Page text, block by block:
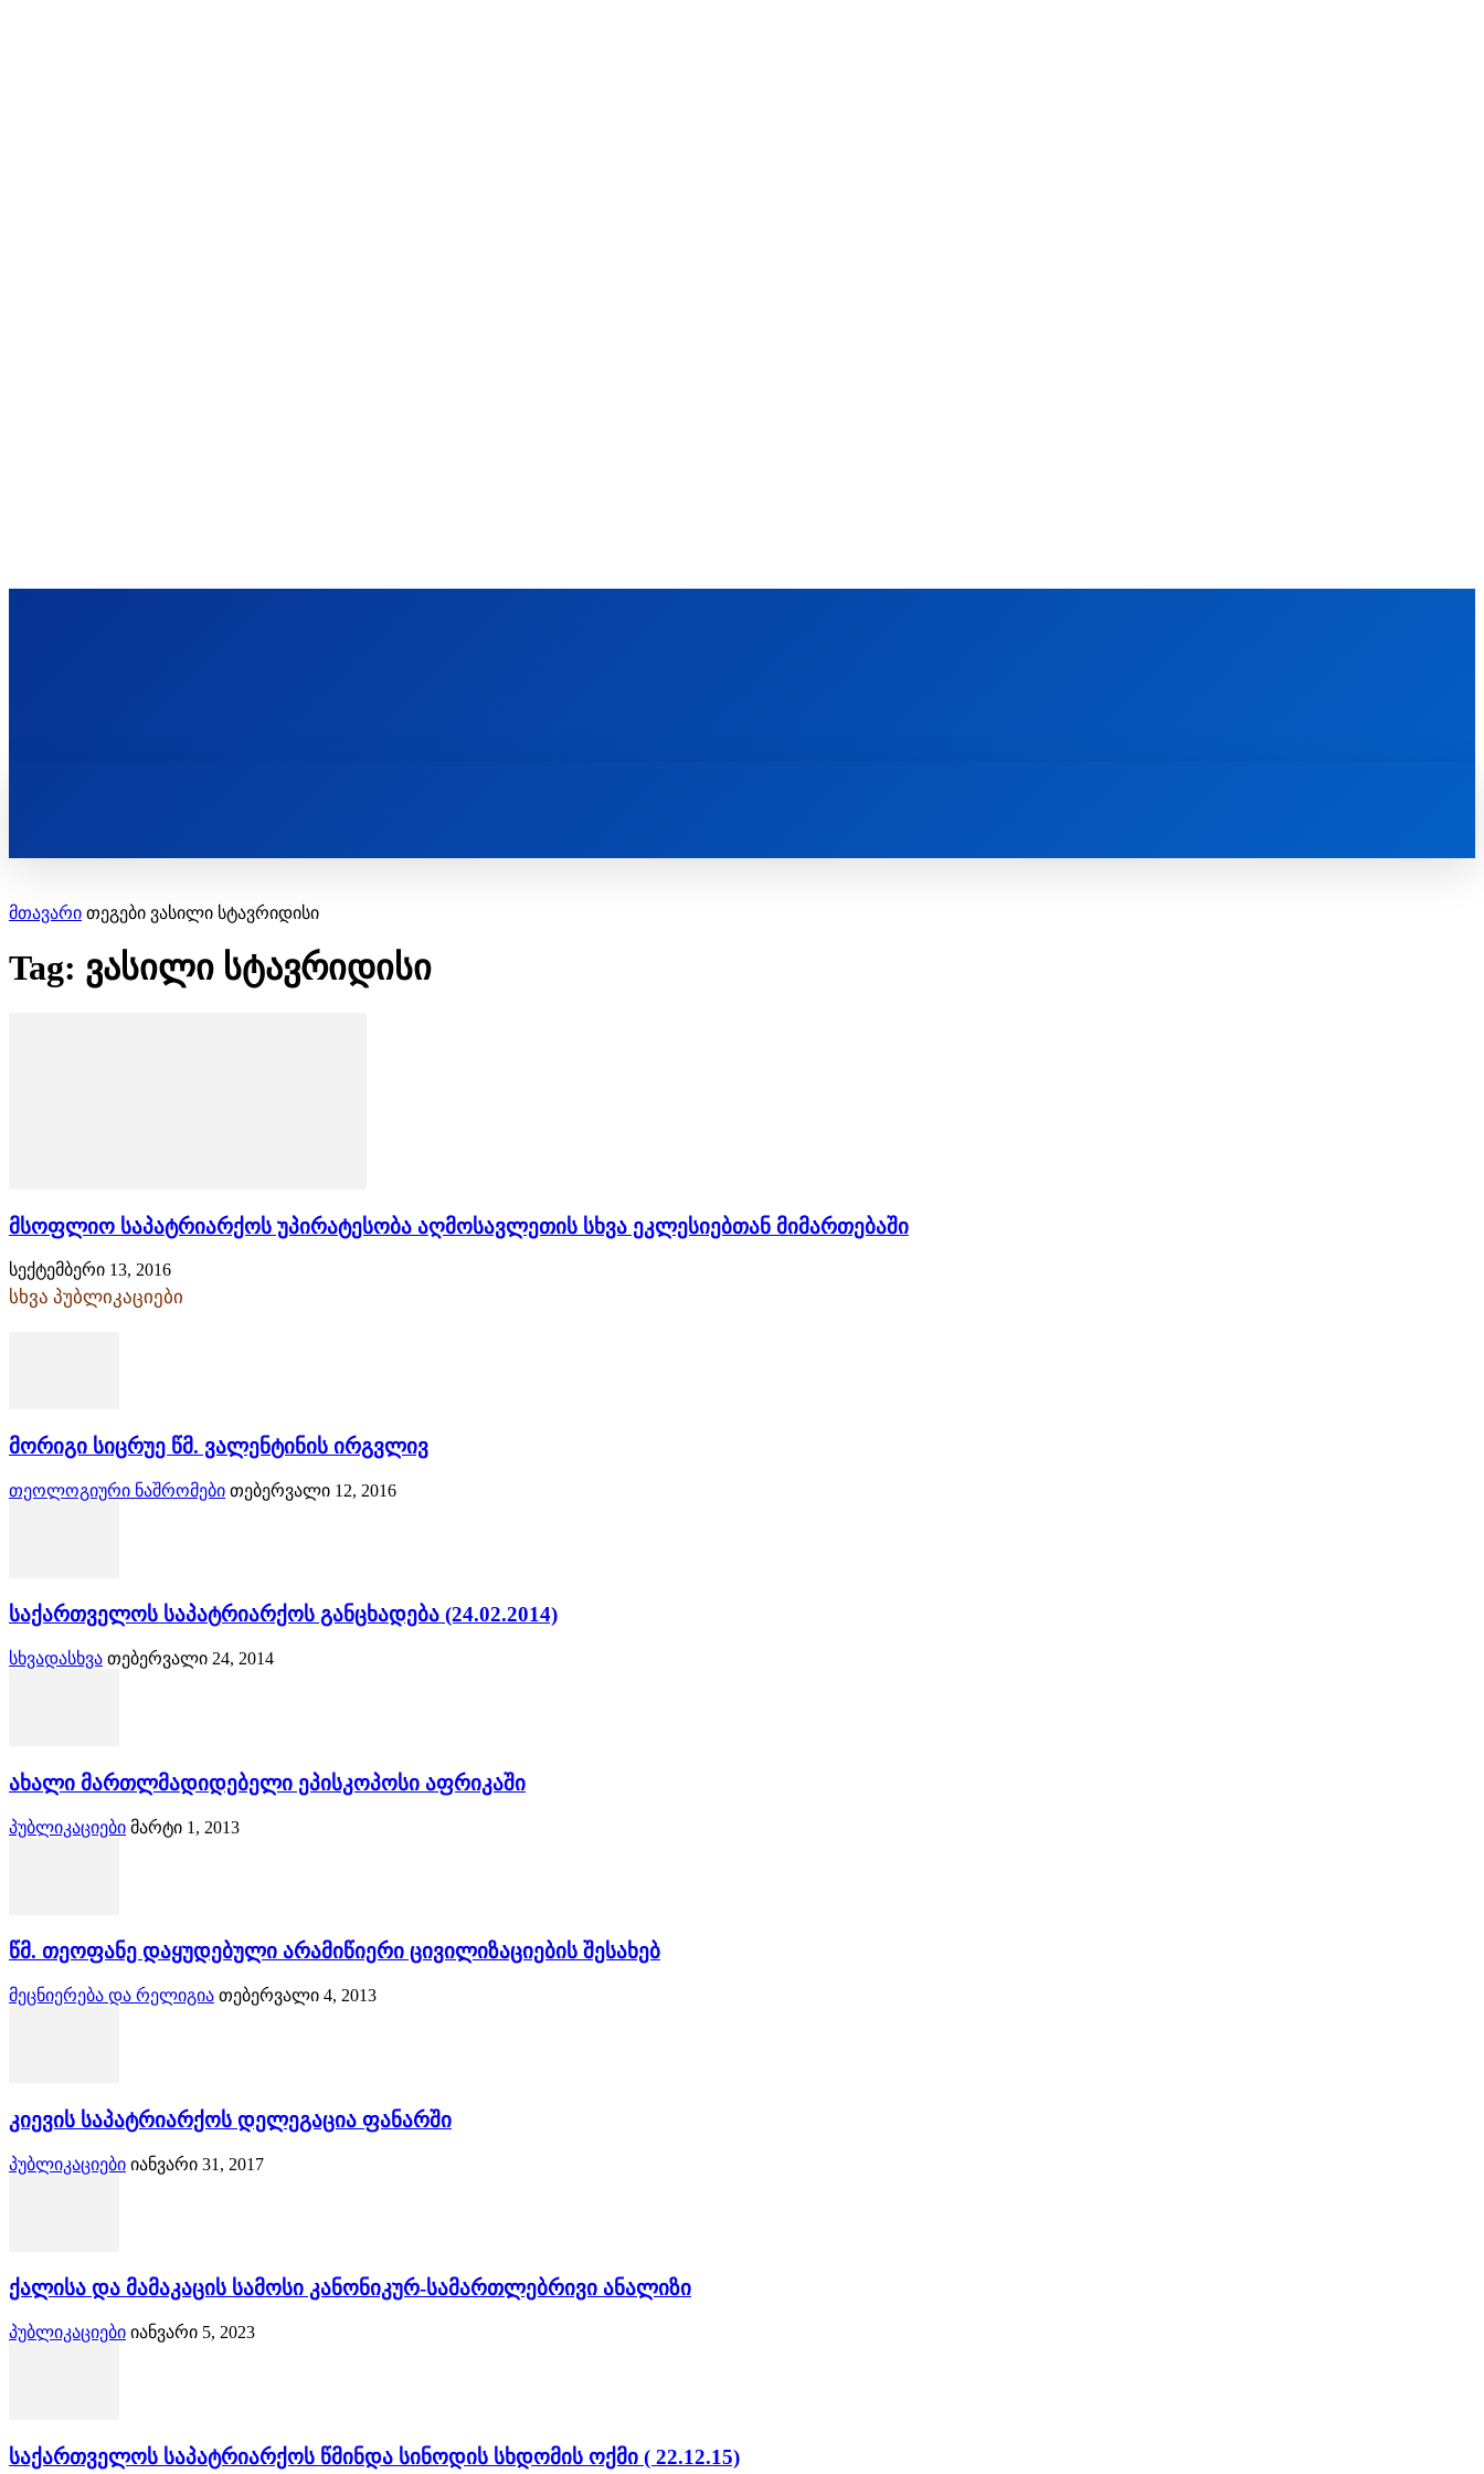
მთავარი თეგები ვასილი სტავრიდისი
Tag: ვასილი სტავრიდისი
მსოფლიო საპატრიარქოს უპირატესობა აღმოსავლეთის სხვა ეკლესიებთან მიმართებაში
სექტემბერი 13, 2016
სხვა პუბლიკაციები
მორიგი სიცრუე წმ. ვალენტინის ირგვლივ
თეოლოგიური ნაშრომები თებერვალი 12, 2016
საქართველოს საპატრიარქოს განცხადება (24.02.2014)
სხვადასხვა თებერვალი 24, 2014
ახალი მართლმადიდებელი ეპისკოპოსი აფრიკაში
პუბლიკაციები მარტი 1, 2013
წმ. თეოფანე დაყუდებული არამიწიერი ცივილიზაციების შესახებ
მეცნიერება და რელიგია თებერვალი 4, 2013
კიევის საპატრიარქოს დელეგაცია ფანარში
პუბლიკაციები იანვარი 31, 2017
ქალისა და მამაკაცის სამოსი კანონიკურ-სამართლებრივი ანალიზი
პუბლიკაციები იანვარი 5, 2023
საქართველოს საპატრიარქოს წმინდა სინოდის სხდომის ოქმი ( 22.12.15)